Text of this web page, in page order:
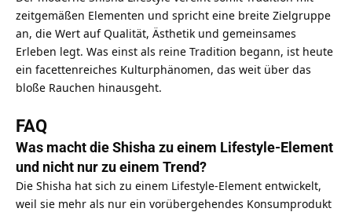
zeitgemäßen Elementen und spricht eine breite Zielgruppe
an, die Wert auf Qualität, Ästhetik und gemeinsames
Erleben legt. Was einst als reine Tradition begann, ist heute
ein facettenreiches Kulturphänomen, das weit über das
bloße Rauchen hinausgeht.
FAQ
Was macht die Shisha zu einem Lifestyle-Element
und nicht nur zu einem Trend?
Die Shisha hat sich zu einem Lifestyle-Element entwickelt,
weil sie mehr als nur ein vorübergehendes Konsumprodukt